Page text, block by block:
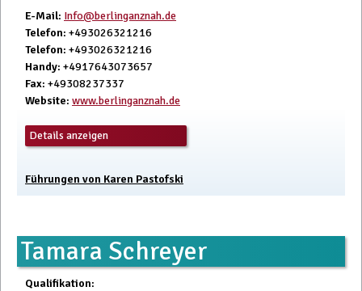
E-Mail: Info@berlinganznah.de
Telefon: +493026321216
Telefon: +493026321216
Handy: +4917643073657
Fax: +49308237337
Website: www.berlinganznah.de
Details anzeigen
Führungen von Karen Pastofski
Tamara Schreyer
Qualifikation: